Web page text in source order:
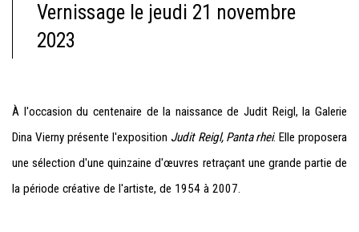
Vernissage le jeudi 21 novembre
2023
À l'occasion du centenaire de la naissance de Judit Reigl, la Galerie
Dina Vierny présente l'exposition Judit Reigl, Panta rhei. Elle proposera
une sélection d'une quinzaine d'œuvres retraçant une grande partie de
la période créative de l'artiste, de 1954 à 2007.